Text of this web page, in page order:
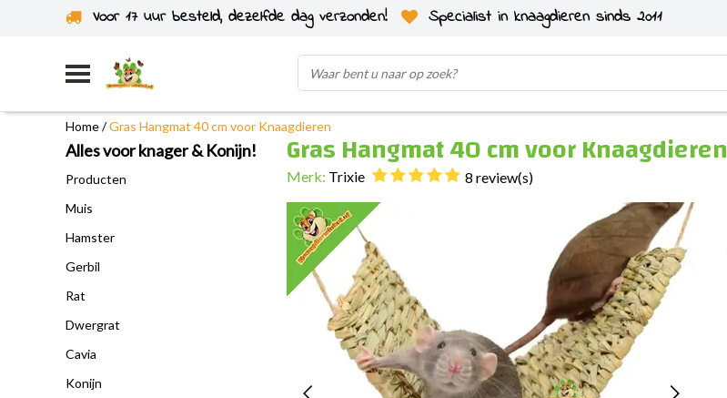
Voor 17 uur besteld, dezelfde dag verzonden!
Specialist in knaagdieren sinds 2011
Uit eigen voorraad verzonden
Home/Gras Hangmat 40 cm voor Knaagdieren
Alles voor knager & Konijn!
Producten
Muis
Hamster
Gerbil
Rat
Dwergrat
Cavia
Konijn
Gras Hangmat 40 cm voor Knaagdieren
Merk: Trixie 8 review(s)